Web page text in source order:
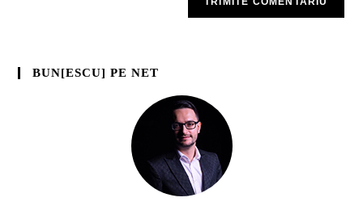
BUN[ESCU] PE NET